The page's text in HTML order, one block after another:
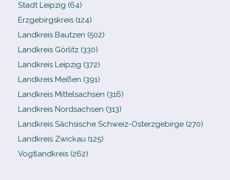
Stadt Leipzig (64)
Erzgebirgskreis (124)
Landkreis Bautzen (502)
Landkreis Görlitz (330)
Landkreis Leipzig (372)
Landkreis Meißen (391)
Landkreis Mittelsachsen (316)
Landkreis Nordsachsen (313)
Landkreis Sächsische Schweiz-​Osterzgebirge (270)
Landkreis Zwickau (125)
Vogtlandkreis (262)